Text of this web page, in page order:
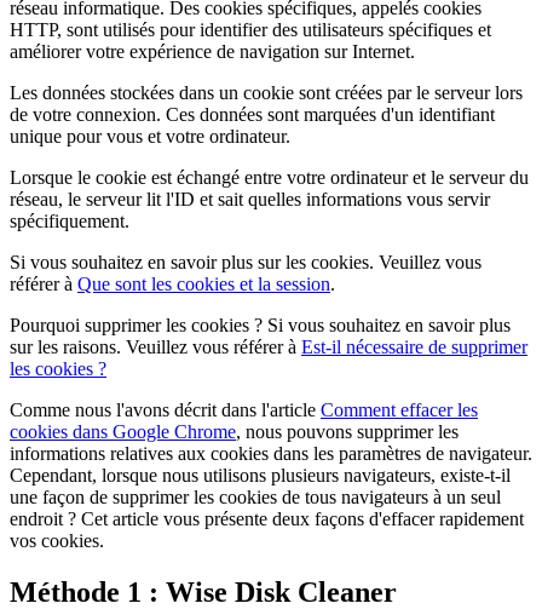
réseau informatique. Des cookies spécifiques, appelés cookies
HTTP, sont utilisés pour identifier des utilisateurs spécifiques et
améliorer votre expérience de navigation sur Internet.
Les données stockées dans un cookie sont créées par le serveur lors
de votre connexion. Ces données sont marquées d'un identifiant
unique pour vous et votre ordinateur.
Lorsque le cookie est échangé entre votre ordinateur et le serveur du
réseau, le serveur lit l'ID et sait quelles informations vous servir
spécifiquement.
Si vous souhaitez en savoir plus sur les cookies. Veuillez vous
référer à Que sont les cookies et la session.
Pourquoi supprimer les cookies ? Si vous souhaitez en savoir plus
sur les raisons. Veuillez vous référer à Est-il nécessaire de supprimer
les cookies ?
Comme nous l'avons décrit dans l'article Comment effacer les
cookies dans Google Chrome, nous pouvons supprimer les
informations relatives aux cookies dans les paramètres de navigateur.
Cependant, lorsque nous utilisons plusieurs navigateurs, existe-t-il
une façon de supprimer les cookies de tous navigateurs à un seul
endroit ? Cet article vous présente deux façons d'effacer rapidement
vos cookies.
Méthode 1 : Wise Disk Cleaner